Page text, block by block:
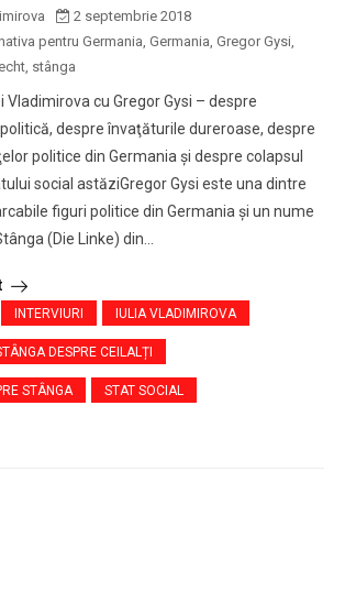
2 septembrie 2018
pentru Germania, Germania, Gregor Gysi,
, stânga
Vladimirova cu Gregor Gysi – despre
despre învaţăturile dureroase, despre
politice din Germania şi despre colapsul
social astăziGregor Gysi este una dintre
figuri politice din Germania şi un nume
(Die Linke) din...
INTERVIURI IULIA VLADIMIROVA
DESPRE CEILALȚI
STÂNGA STAT SOCIAL